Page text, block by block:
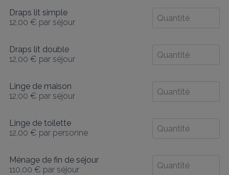
Draps lit simple
12,00 € par séjour
Draps lit double
12,00 € par séjour
Linge de maison
12,00 € par séjour
Linge de toilette
12,00 € par personne
Ménage de fin de séjour
110,00 € par séjour